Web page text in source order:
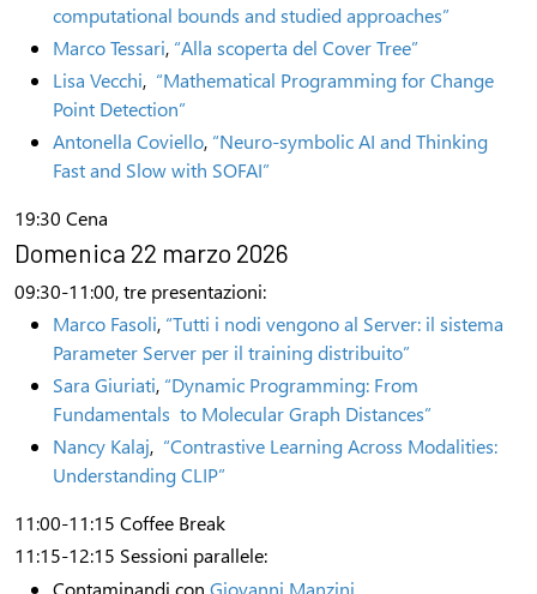
computational bounds and studied approaches”
Marco Tessari, “Alla scoperta del Cover Tree”
Lisa Vecchi, “Mathematical Programming for Change
Point Detection”
Antonella Coviello, “Neuro-symbolic AI and Thinking
Fast and Slow with SOFAI”
19:30 Cena
Domenica 22 marzo 2026
09:30-11:00, tre presentazioni:
Marco Fasoli, “Tutti i nodi vengono al Server: il sistema
Parameter Server per il training distribuito”
Sara Giuriati, “Dynamic Programming: From
Fundamentals to Molecular Graph Distances”
Nancy Kalaj, “Contrastive Learning Across Modalities:
Understanding CLIP”
11:00-11:15 Coffee Break
11:15-12:15 Sessioni parallele:
Contaminandi con Giovanni Manzini